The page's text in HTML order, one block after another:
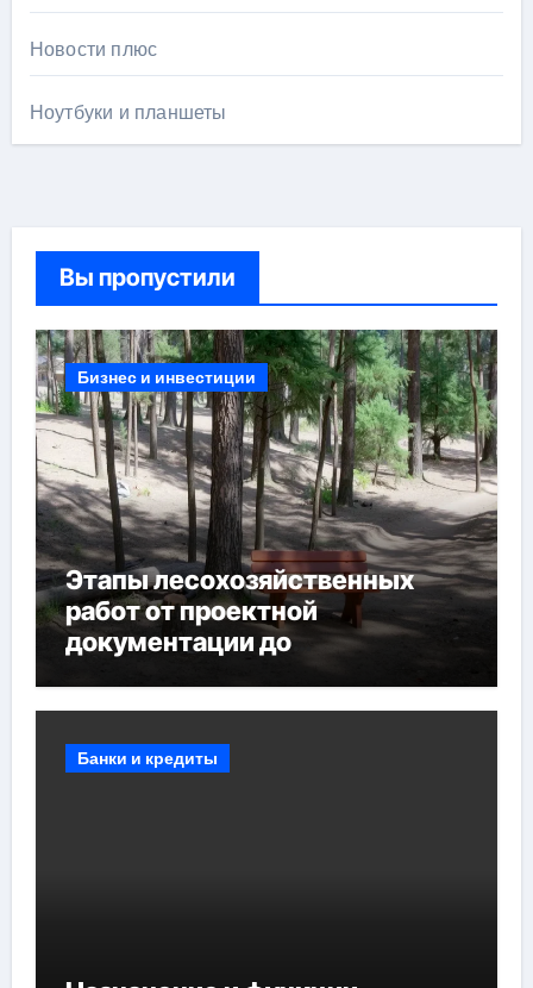
Новости плюс
Ноутбуки и планшеты
Вы пропустили
Бизнес и инвестиции
Этапы лесохозяйственных
работ от проектной
документации до
мероприятий и обустройства
Банки и кредиты